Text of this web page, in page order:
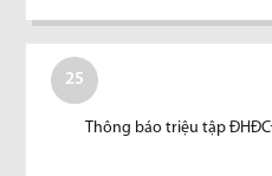
25
Thông báo triệu tập